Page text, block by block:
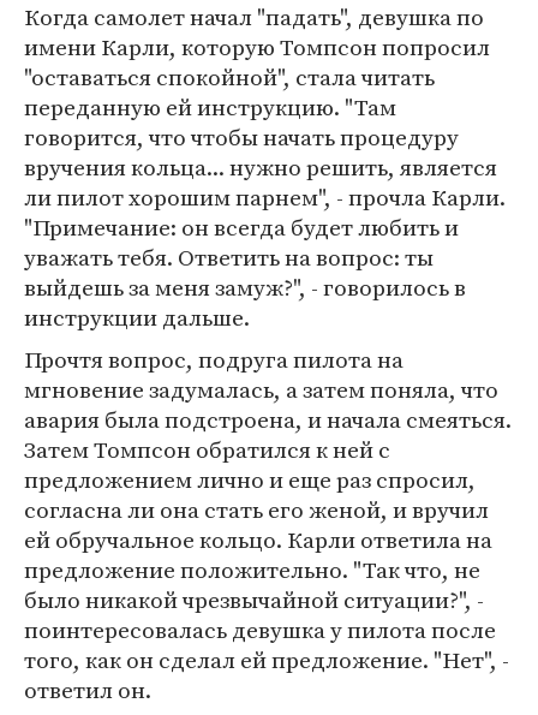
Когда самолет начал "падать", девушка по
имени Карли, которую Томпсон попросил
"оставаться спокойной", стала читать
переданную ей инструкцию. "Там
говорится, что чтобы начать процедуру
вручения кольца... нужно решить, является
ли пилот хорошим парнем", - прочла Карли.
"Примечание: он всегда будет любить и
уважать тебя. Ответить на вопрос: ты
выйдешь за меня замуж?", - говорилось в
инструкции дальше.
Прочтя вопрос, подруга пилота на
мгновение задумалась, а затем поняла, что
авария была подстроена, и начала смеяться.
Затем Томпсон обратился к ней с
предложением лично и еще раз спросил,
согласна ли она стать его женой, и вручил
ей обручальное кольцо. Карли ответила на
предложение положительно. "Так что, не
было никакой чрезвычайной ситуации?", -
поинтересовалась девушка у пилота после
того, как он сделал ей предложение. "Нет", -
ответил он.